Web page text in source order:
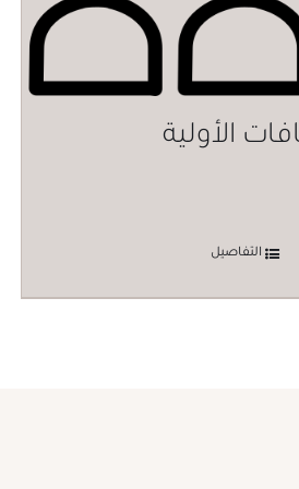
الأولية
التفاصيل